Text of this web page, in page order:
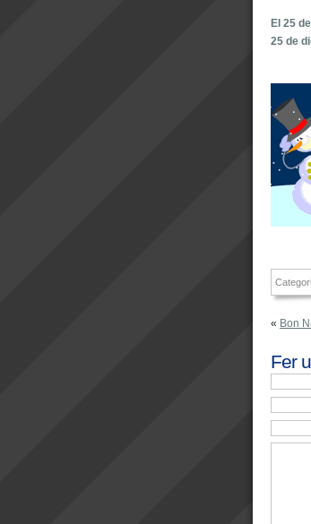
El 25
25 de
« Bon
Fer